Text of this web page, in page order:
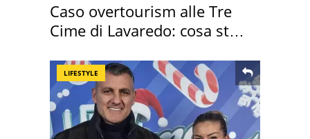
Caso overtourism alle Tre
Cime di Lavaredo: cosa sta
LIFESTYLE